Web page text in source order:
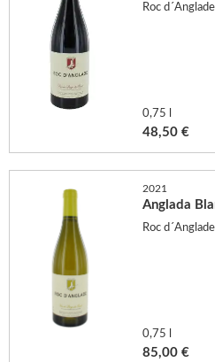
Roc
0,75 l
48,50 €
2021
Anglada
Roc
0,75 l
85,00 €